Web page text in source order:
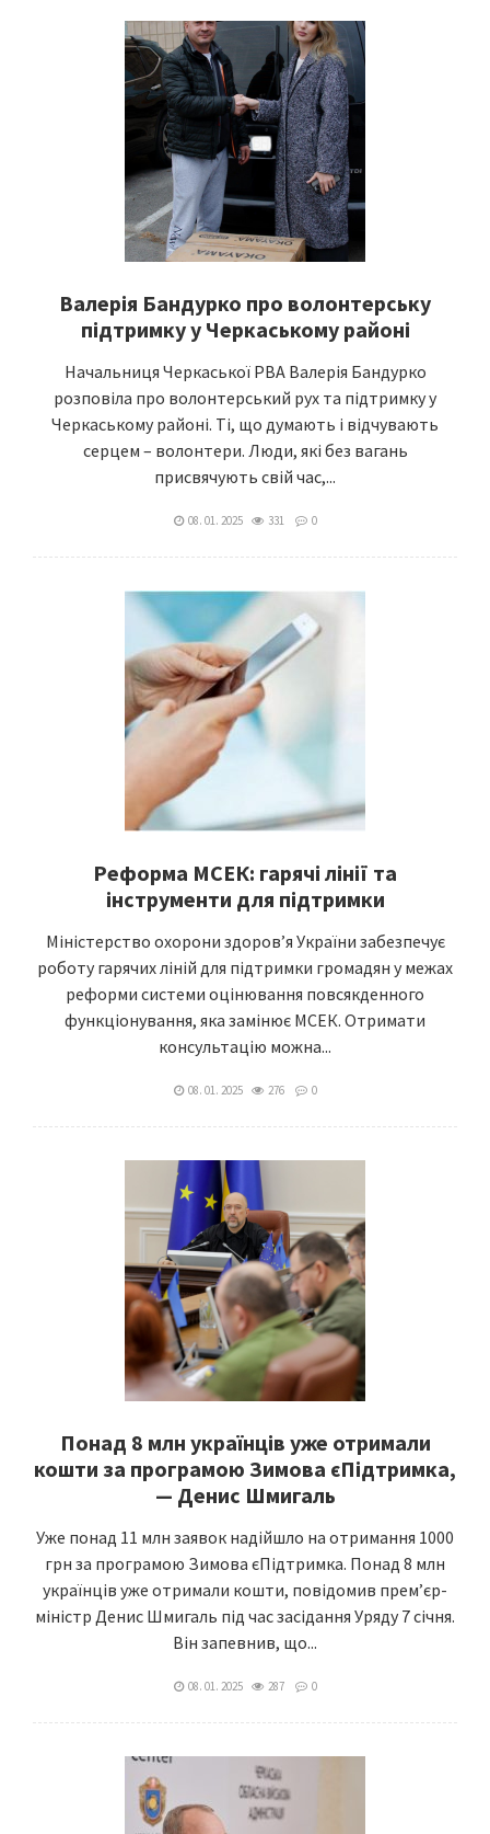
Валерія Бандурко про волонтерську
підтримку у Черкаському районі
Начальниця Черкаської РВА Валерія Бандурко
розповіла про волонтерський рух та підтримку у
Черкаському районі. Ті, що думають і відчувають
серцем – волонтери. Люди, які без вагань
присвячують свій час,...
08. 01. 2025 331 0
Реформа МСЕК: гарячі лінії та
інструменти для підтримки
Міністерство охорони здоров’я України забезпечує
роботу гарячих ліній для підтримки громадян у межах
реформи системи оцінювання повсякденного
функціонування, яка замінює МСЕК. Отримати
консультацію можна...
08. 01. 2025 276 0
Понад 8 млн українців уже отримали
кошти за програмою Зимова єПідтримка,
— Денис Шмигаль
Уже понад 11 млн заявок надійшло на отримання 1000
грн за програмою Зимова єПідтримка. Понад 8 млн
українців уже отримали кошти, повідомив прем’єр-
міністр Денис Шмигаль під час засідання Уряду 7 січня.
Він запевнив, що...
08. 01. 2025 287 0